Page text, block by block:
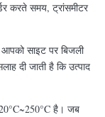
करते समय, ट्रांसमीटर
साइट पर बिजली
दी जाती है कि उत्पाद
20°C~250°C है। जब